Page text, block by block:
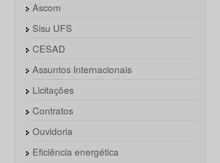
Ascom
Sisu UFS
CESAD
Assuntos Internacionais
Licitações
Contratos
Ouvidoria
Eficiência energética